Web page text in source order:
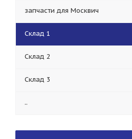
запчасти для Москвич
Склад 1
Склад 2
Склад 3
..